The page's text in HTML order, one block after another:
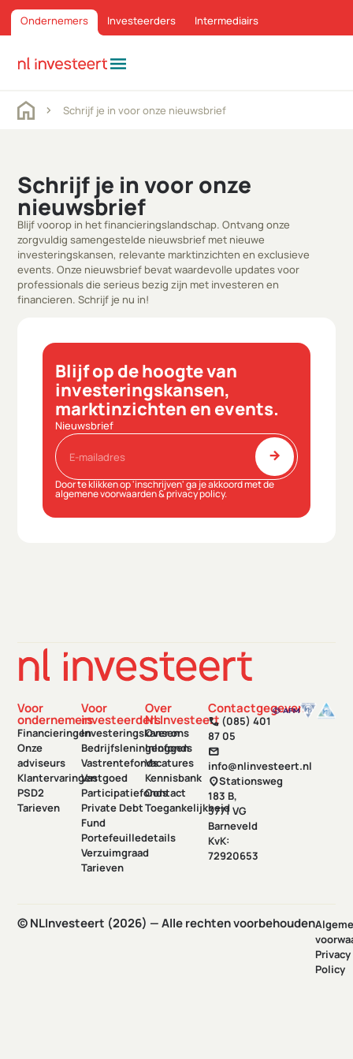
Ondernemers Investeerders Intermediairs
menu
Schrijf je in voor onze nieuwsbrief
Schrijf je in voor onze
nieuwsbrief
Blijf voorop in het financieringslandschap. Ontvang onze
zorgvuldig samengestelde nieuwsbrief met nieuwe
investeringskansen, relevante marktinzichten en exclusieve
events. Onze nieuwsbrief bevat waardevolle updates voor
professionals die serieus bezig zijn met investeren en
financieren. Schrijf je nu in!
Blijf op de hoogte van
investeringskansen,
marktinzichten en events.
Nieuwsbrief
arrow_forward
Door te klikken op 'inschrijven' ga je akkoord met de
algemene voorwaarden&privacy policy.
Voor
ondernemers
Financieringen
Onze
adviseurs
Klantervaringen
PSD2
Tarieven
Voor
investeerders
Investeringskansen
Bedrijfsleningenfonds
Vastrentefonds
Vastgoed
Participatiefonds
Private Debt
Fund
Portefeuilledetails
Verzuimgraad
Tarieven
Over
NLInvesteert
Over ons
Inloggen
Vacatures
Kennisbank
Contact
Toegankelijkheid
Contactgegevens
call (085) 401
87 05
mail
info@nlinvesteert.nl
location_onStationsweg
183 B,
3771 VG
Barneveld
KvK:
72920653
© NLInvesteert (2026) — Alle rechten voorbehouden
Privacy
Policy